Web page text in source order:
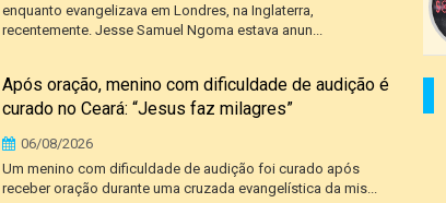
enquanto evangelizava em Londres, na Inglaterra,
recentemente. Jesse Samuel Ngoma estava anun...
Após oração, menino com dificuldade de audição é
curado no Ceará: “Jesus faz milagres”
06/08/2026
Um menino com dificuldade de audição foi curado após
receber oração durante uma cruzada evangelística da mis...